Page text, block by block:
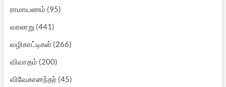
ராமாயணம் (95)
வரலாறு(441)
வழிகாட்டிகள்(266)
விவாதம் (200)
விவேகானந்தர் (45)